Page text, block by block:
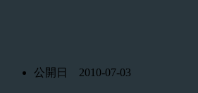
公開日 2010-07-03